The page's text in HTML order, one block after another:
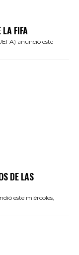
LA FIFA
anunció este
DE LAS
este miércoles,